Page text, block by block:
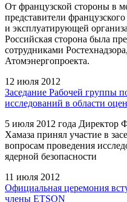
От французской стороны в
представители
и эксплуатирующей
Российская сторона была
сотрудниками
Атомэнергопроекта.
12 июля 2012
Заседание Рабочей группы
исследований в области
5 июля 2012 года
Хамаза принял участие в
вопросам проведения
ядерной безопасности
11 июля 2012
Официальная церемония
члены ETSON